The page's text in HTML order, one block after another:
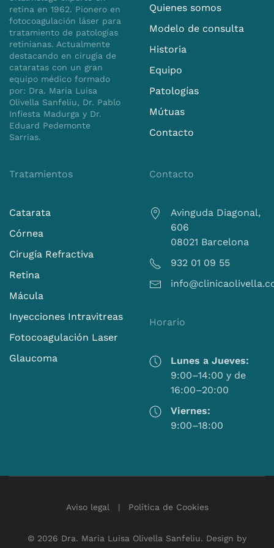
tranquilidad necesaria para dar ese paso. El
proceso de la operación fue impecable, y el
equipo quirúrgico demostró una destreza y
cuidado excepcionales.
Estoy encantado con los resultados obtenidos
después de la cirugía. Mi visión ha mejorado
de manera significativa.
¡Gracias!
retina en 1962. Pionero en
fotocoagulación láser para
tratamiento de patologías
retinianas. Actualmente
destacando en cirugía de
cataratas con un gran
equipo médico formado
por: Dra. Maria Luisa
Olivella Sanfeliu, Dr. Pablo
Infiesta Madurga y Dr.
Eduard Pedemonte
Sarrias.
Quienes somos
Modelo de consulta
Historia
Equipo
Patologías
Mútuas
Contacto
Tratamientos
Catarata
Córnea
Cirugía Refractiva
Retina
Mácula
Inyecciones Intravitreas
Fotocoagulación Laser
Glaucoma
Contacto
Avinguda Diagonal,
606
08021 Barcelona
932 01 09 55
Horario
Lunes a Jueves:
9:00–14:00 y de
16:00–20:00
Viernes:
9:00–18:00
Aviso legal | Política de Cookies
© 2026 Dra. Maria Luisa Olivella Sanfeliu. Design by